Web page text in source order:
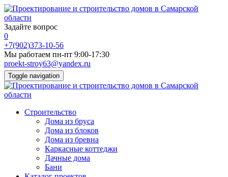
Задайте вопрос
0
+7(902)373-10-56
Мы работаем пн-пт 9:00-17:30
proekt-stroy63@yandex.ru
Toggle navigation
Строительство
Дома из бруса
Дома из блоков
Дома из бревна
Каркасные коттеджи
Дачные дома
Бани